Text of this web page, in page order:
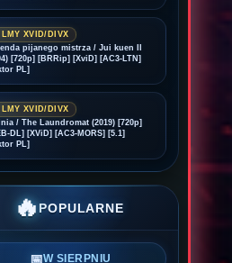
XVID/DIVX
pijanego mistrza / Jui kuen II
[720p] [BRRip] [XviD] [AC3-LTN]
PL]
XVID/DIVX
/ The Laundromat (2019) [720p]
DL] [XViD] [AC3-MORS] [5.1]
PL]
🔥POPULARNE
📅W SIERPNIU